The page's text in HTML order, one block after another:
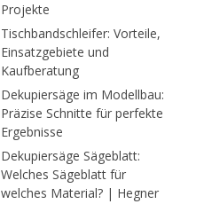
Projekte
Tischbandschleifer: Vorteile,
Einsatzgebiete und
Kaufberatung
Dekupiersäge im Modellbau:
Präzise Schnitte für perfekte
Ergebnisse
Dekupiersäge Sägeblatt:
Welches Sägeblatt für
welches Material? | Hegner